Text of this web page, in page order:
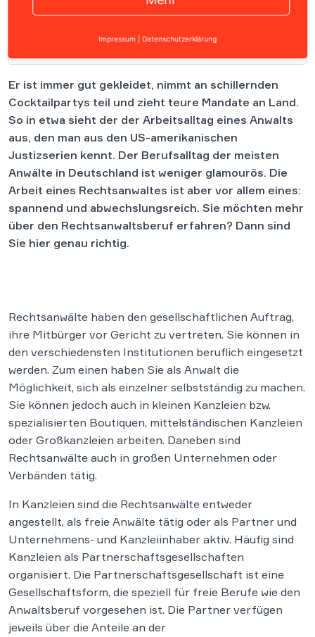
Er ist immer gut gekleidet, nimmt an schillernden
Cocktailpartys teil und zieht teure Mandate an Land.
So in etwa sieht der der Arbeitsalltag eines Anwalts
aus, den man aus den US-amerikanischen
Justizserien kennt. Der Berufsalltag der meisten
Anwälte in Deutschland ist weniger glamourös. Die
Arbeit eines Rechtsanwaltes ist aber vor allem eines:
spannend und abwechslungsreich. Sie möchten mehr
über den Rechtsanwaltsberuf erfahren? Dann sind
Sie hier genau richtig.
Rechtsanwälte haben den gesellschaftlichen Auftrag,
ihre Mitbürger vor Gericht zu vertreten. Sie können in
den verschiedensten Institutionen beruflich eingesetzt
werden. Zum einen haben Sie als Anwalt die
Möglichkeit, sich als einzelner selbstständig zu machen.
Sie können jedoch auch in kleinen Kanzleien bzw.
spezialisierten Boutiquen, mittelständischen Kanzleien
oder Großkanzleien arbeiten. Daneben sind
Rechtsanwälte auch in großen Unternehmen oder
Verbänden tätig.
In Kanzleien sind die Rechtsanwälte entweder
angestellt, als freie Anwälte tätig oder als Partner und
Unternehmens- und Kanzleiinhaber aktiv. Häufig sind
Kanzleien als Partnerschaftsgesellschaften
organisiert. Die Partnerschaftsgesellschaft ist eine
Gesellschaftsform, die speziell für freie Berufe wie den
Anwaltsberuf vorgesehen ist. Die Partner verfügen
jeweils über die Anteile an der
Impressum Datenschutzerklärung